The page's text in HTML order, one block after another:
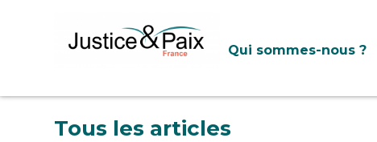
Qui sommes-nous ?
Tous les articles